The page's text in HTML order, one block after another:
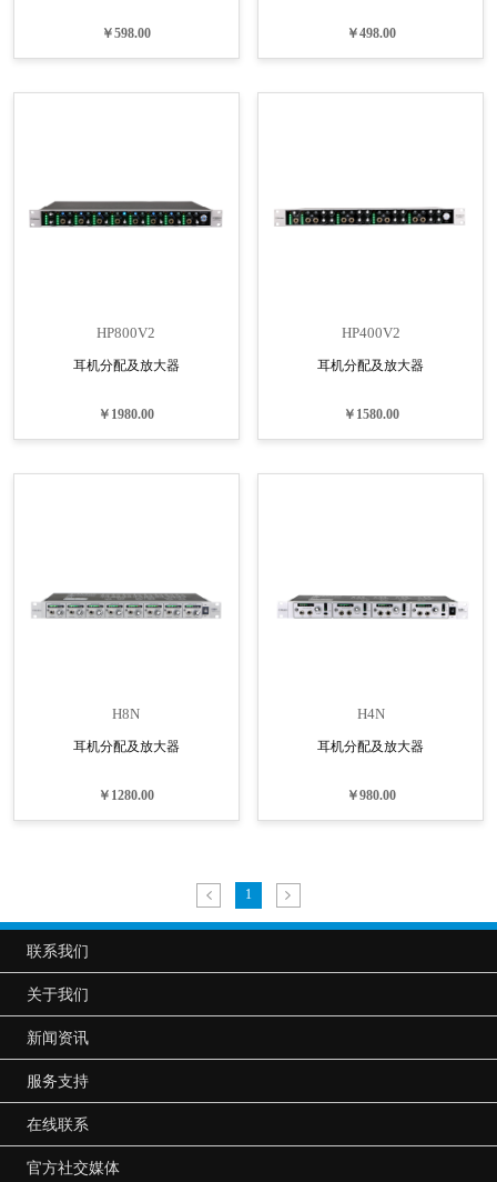
￥598.00 ￥498.00
HP800V2
耳机分配及放大器
￥1980.00
HP400V2
耳机分配及放大器
￥1580.00
H8N
耳机分配及放大器
￥1280.00
H4N
耳机分配及放大器
￥980.00
1
联系我们
关于我们
新闻资讯
服务支持
在线联系
官方社交媒体